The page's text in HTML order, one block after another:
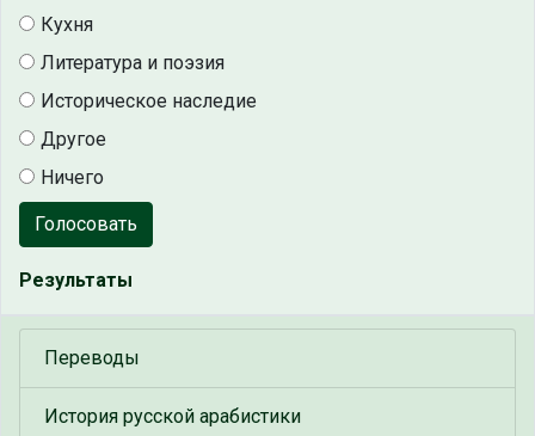
Кухня
Литература и поэзия
Историческое наследие
Другое
Ничего
Голосовать
Результаты
Переводы
История русской арабистики